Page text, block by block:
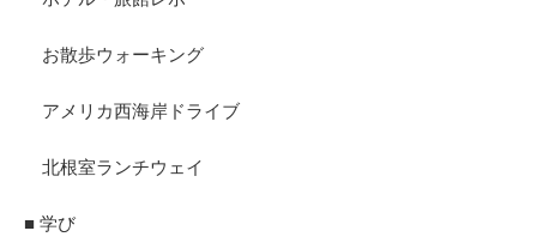
お散歩ウォーキング
アメリカ西海岸ドライブ
北根室ランチウェイ
■ 学び